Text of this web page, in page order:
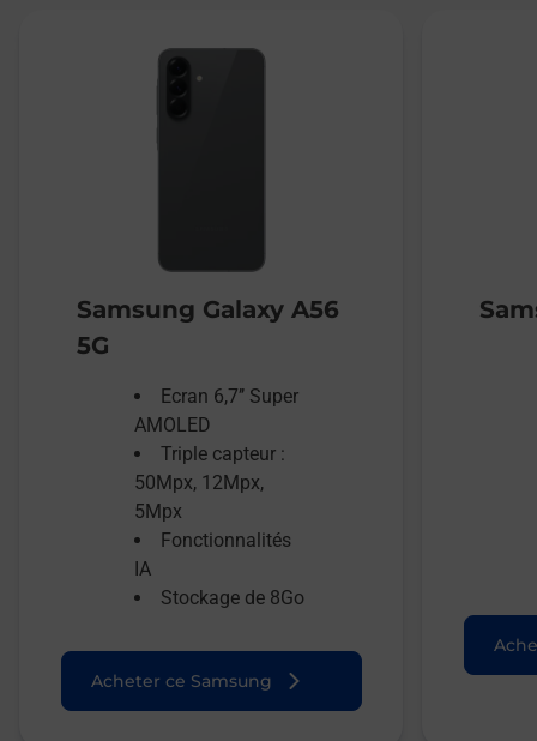
Samsung Galaxy A56
5G
Ecran 6,7’’ Super
AMOLED
Triple capteur :
50Mpx, 12Mpx,
5Mpx
Fonctionnalités
IA
Stockage de 8Go
Acheter ce Samsung